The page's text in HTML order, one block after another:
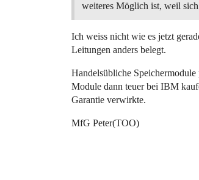
weiteres Möglich ist, weil
Ich weiss nicht wie es jetzt
Leitungen anders belegt.
Handelsübliche
Module dann teuer bei IBM
Garantie verwirkte.
MfG Peter(TOO)